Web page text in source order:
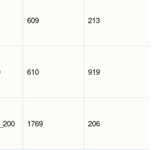
609 213
610 919
1769 206